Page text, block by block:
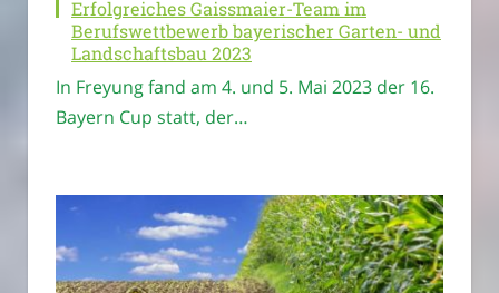
Erfolgreiches Gaissmaier-Team im
Berufswettbewerb bayerischer Garten- und
Landschaftsbau 2023
In Freyung fand am 4. und 5. Mai 2023 der 16.
Bayern Cup statt, der…